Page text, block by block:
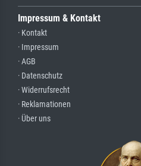
Impressum & Kontakt
· Kontakt
· Impressum
· AGB
· Datenschutz
· Widerrufsrecht
· Reklamationen
· Über uns